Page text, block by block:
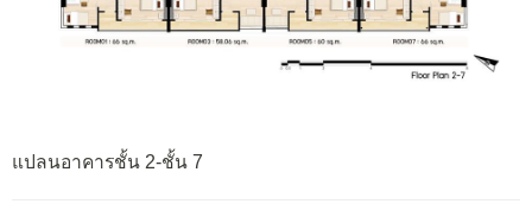
แปลนอาคารชั้น 2-ชั้น 7